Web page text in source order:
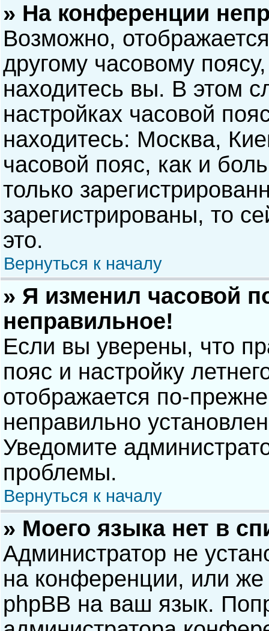
» На конференции
Возможно,
другому часовому
находитесь вы. В этом
настройках часовой
находитесь: Москва,
часовой пояс, как и
только
зарегистрированы, то
это.
Вернуться к началу
» Я изменил часовой
неправильное!
Если вы уверены, что
пояс и настройку
отображается по-
неправильно
Уведомите
проблемы.
Вернуться к началу
» Моего языка нет в
Администратор не
на конференции, или же
phpBB на ваш язык.